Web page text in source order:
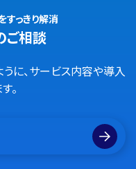
すっきり解消
ご相談
に、サービス内容や導入
。